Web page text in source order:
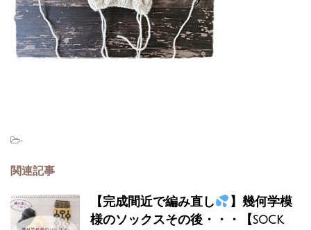
-
関連記事
【完成間近で編み直し
】幾何学模
様のソックスその後・・・【sock